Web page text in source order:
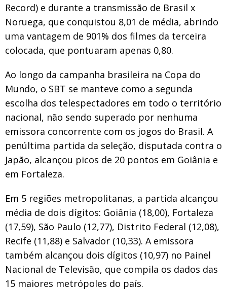
Record) e durante a transmissão de Brasil x
Noruega, que conquistou 8,01 de média, abrindo
uma vantagem de 901% dos filmes da terceira
colocada, que pontuaram apenas 0,80.
Ao longo da campanha brasileira na Copa do
Mundo, o SBT se manteve como a segunda
escolha dos telespectadores em todo o território
nacional, não sendo superado por nenhuma
emissora concorrente com os jogos do Brasil. A
penúltima partida da seleção, disputada contra o
Japão, alcançou picos de 20 pontos em Goiânia e
em Fortaleza.
Em 5 regiões metropolitanas, a partida alcançou
média de dois dígitos: Goiânia (18,00), Fortaleza
(17,59), São Paulo (12,77), Distrito Federal (12,08),
Recife (11,88) e Salvador (10,33). A emissora
também alcançou dois dígitos (10,97) no Painel
Nacional de Televisão, que compila os dados das
15 maiores metrópoles do país.